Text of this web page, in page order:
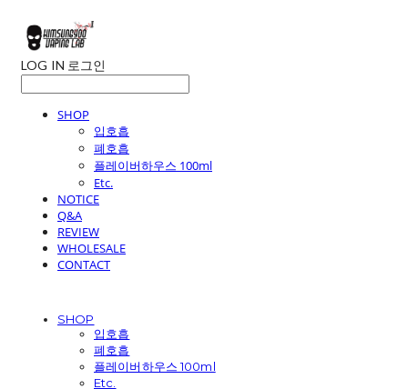
LOG IN 로그인
SHOP
입호흡
폐호흡
플레이버하우스 100ml
Etc.
NOTICE
Q&A
REVIEW
WHOLESALE
CONTACT
SHOP
입호흡
폐호흡
플레이버하우스 100ml
Etc.